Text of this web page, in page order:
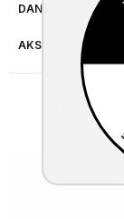
DANIŞMA HATTI
AKSESUAR ONARIMI